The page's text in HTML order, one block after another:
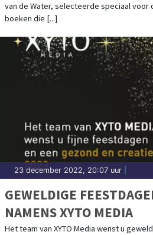
van de Water, selecteerde speciaal voor
boeken die [...]
23 december 2022, 20:07 uur
GEWELDIGE
NAMENS XYTO MEDIA
Het team van XYTO Media wenst u